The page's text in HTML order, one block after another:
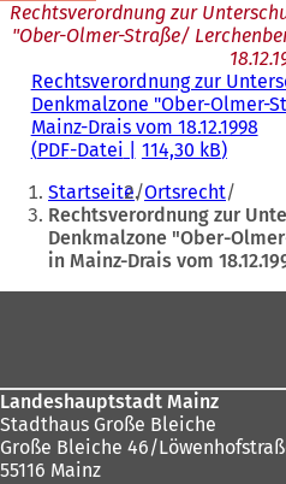
Rechtsverordnung zur
"Ober-Olmer-Straße/
Rechtsverordnung zur
Denkmalzone "Ober-Olmer-
Mainz-Drais vom 18.12.1998
PDF-Datei 114,30 kB
Sie
befinden
sich
Startseite Ortsrecht
Rechtsverordnung zur
Denkmalzone "Ober-
in Mainz-Drais vom
Landeshauptstadt Mainz
Stadthaus Große Bleiche
Große Bleiche 46/
55116 Mainz